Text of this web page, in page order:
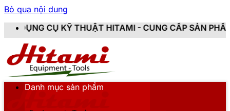
Bỏ qua nội dung
HITAMI - CUNG CẤP SẢN PHẨM CHÍNH HÃNG, MỚI
Danh mục sản phẩm